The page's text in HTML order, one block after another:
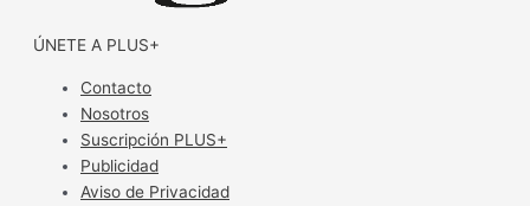
ÚNETE A PLUS+
Contacto
Nosotros
Suscripción PLUS+
Publicidad
Aviso de Privacidad